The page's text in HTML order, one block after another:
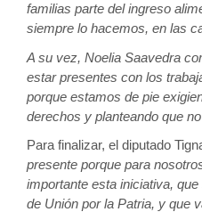
familias parte del ingreso
siempre lo hacemos, en las
A su vez, Noelia Saavedra
estar presentes con los
porque estamos de pie
derechos y planteando que
Para finalizar, el diputado
presente porque para
importante esta iniciativa,
de Unión por la Patria, y que